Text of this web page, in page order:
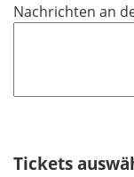
l
Nachrichten an
Tickets